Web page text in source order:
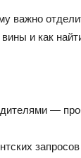
важно
и как
—